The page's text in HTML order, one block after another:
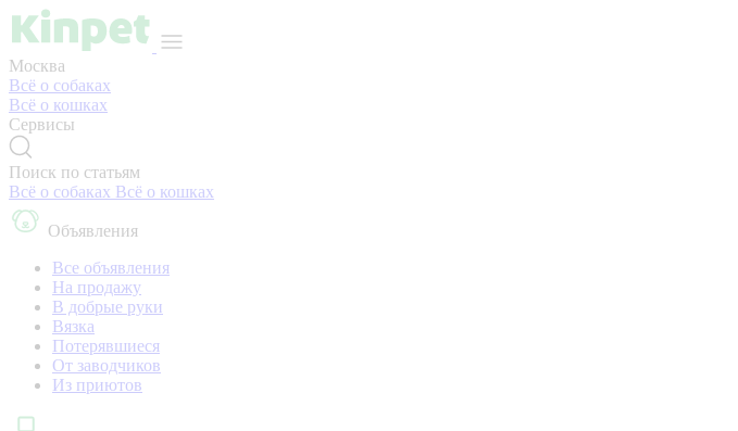
Москва
Всё о собаках
Всё о кошках
Сервисы
Поиск по статьям
Всё о собаках Всё о кошках
Объявления
Все объявления
На продажу
В добрые руки
Вязка
Потерявшиеся
От заводчиков
Из приютов